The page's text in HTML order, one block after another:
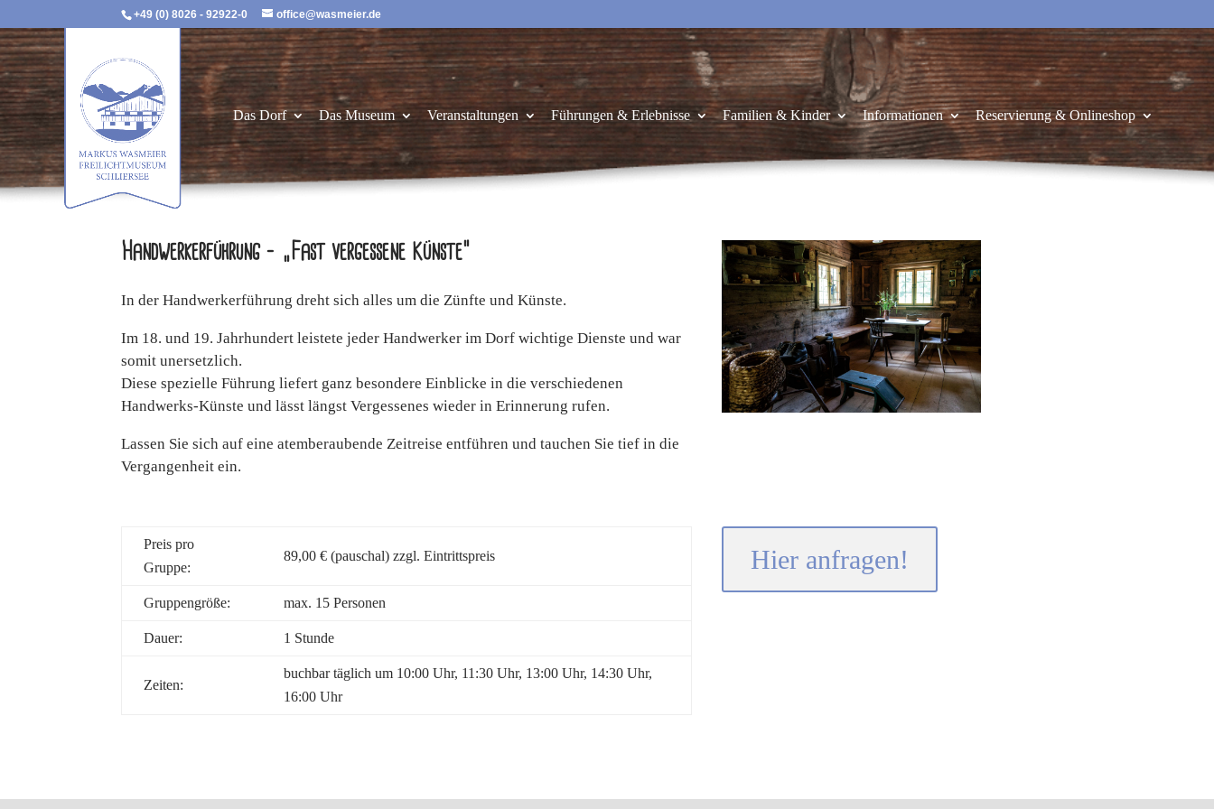
+49 (0) 8026 - 92922-0 office@wasmeier.de
Das Dorf Das Museum Veranstaltungen Führungen & Erlebnisse Familien & Kinder Informationen Reservierung & Onlineshop
Handwerkerführung – „Fast vergessene Künste“
In der Handwerkerführung dreht sich alles um die Zünfte und Künste.
Im 18. und 19. Jahrhundert leistete jeder Handwerker im Dorf wichtige Dienste und war
somit unersetzlich.
Diese spezielle Führung liefert ganz besondere Einblicke in die verschiedenen
Handwerks-Künste und lässt längst Vergessenes wieder in Erinnerung rufen.
Lassen Sie sich auf eine atemberaubende Zeitreise entführen und tauchen Sie tief in die
Vergangenheit ein.
Preis pro
Gruppe:
89,00 € (pauschal) zzgl. Eintrittspreis
Gruppengröße: max. 15 Personen
Dauer: 1 Stunde
Zeiten:
buchbar täglich um 10:00 Uhr, 11:30 Uhr, 13:00 Uhr, 14:30 Uhr,
16:00 Uhr
Hier anfragen!